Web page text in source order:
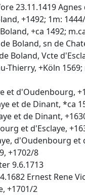
23.11.1419 Agnes
+1492; 1m:
+ca 1492;
Boland, sn de
Boland, Vcte
Thierry, +Köln
et d'Oudenbourg,
et de Dinant, *ca
et de Dinant,
et d'Esclaye,
d'Oudenbourg
+1702/8
9.6.1713
Ernest Rene
+1701/2